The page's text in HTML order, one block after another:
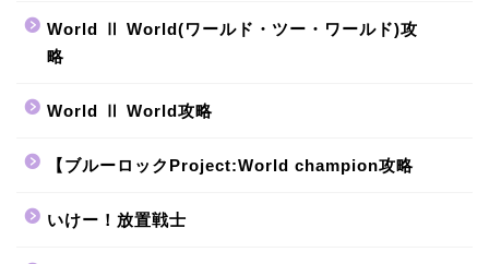
World Ⅱ World(ワールド・ツー・ワールド)攻
略
World Ⅱ World攻略
【ブルーロックProject:World champion攻略
いけー！放置戦士